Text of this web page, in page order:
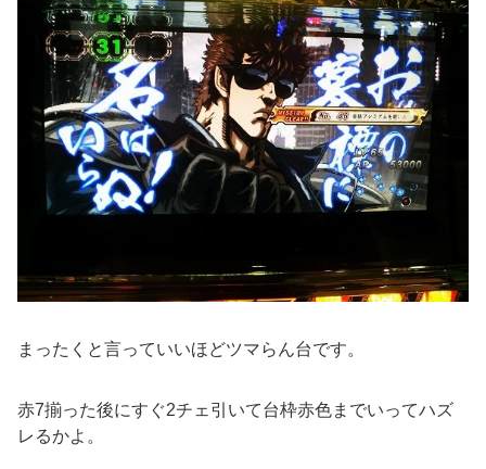
まったくと言っていいほどツマらん台です。
赤7揃った後にすぐ2チェ引いて台枠赤色までいってハズ
レるかよ。